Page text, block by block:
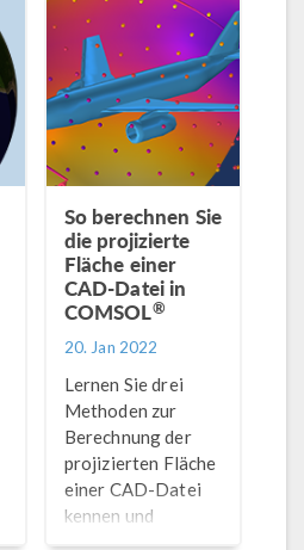
So berechnen Sie
die projizierte
Fläche einer
CAD-Datei in
COMSOL®
20. Jan 2022
Lernen Sie drei
Methoden zur
Berechnung der
projizierten Fläche
einer CAD-Datei
kennen und
erfahren Sie, wann